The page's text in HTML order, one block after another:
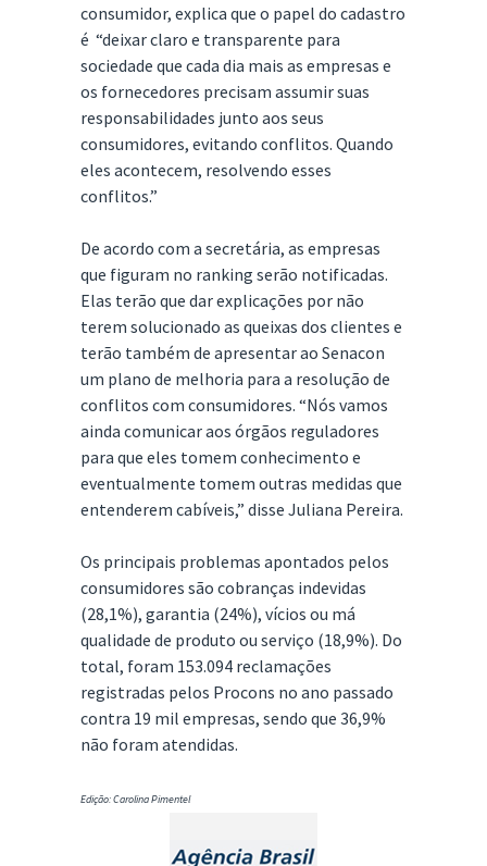
consumidor, explica que o papel do cadastro
é “deixar claro e transparente para
sociedade que cada dia mais as empresas e
os fornecedores precisam assumir suas
responsabilidades junto aos seus
consumidores, evitando conflitos. Quando
eles acontecem, resolvendo esses
conflitos.”
De acordo com a secretária, as empresas
que figuram no ranking serão notificadas.
Elas terão que dar explicações por não
terem solucionado as queixas dos clientes e
terão também de apresentar ao Senacon
um plano de melhoria para a resolução de
conflitos com consumidores. “Nós vamos
ainda comunicar aos órgãos reguladores
para que eles tomem conhecimento e
eventualmente tomem outras medidas que
entenderem cabíveis,” disse Juliana Pereira.
Os principais problemas apontados pelos
consumidores são cobranças indevidas
(28,1%), garantia (24%), vícios ou má
qualidade de produto ou serviço (18,9%). Do
total, foram 153.094 reclamações
registradas pelos Procons no ano passado
contra 19 mil empresas, sendo que 36,9%
não foram atendidas.
Edição: Carolina Pimentel